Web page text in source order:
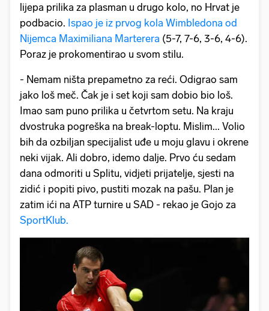
lijepa prilika za plasman u drugo kolo, no Hrvat je
podbacio. Ispao je iz prvog kola Wimbledona od
Nijemca Maximiliana Marterera (5-7, 7-6, 3-6, 4-6).
Poraz je prokomentirao u svom stilu.
- Nemam ništa prepametno za reći. Odigrao sam
jako loš meč. Čak je i set koji sam dobio bio loš.
Imao sam puno prilika u četvrtom setu. Na kraju
dvostruka pogreška na break-loptu. Mislim... Volio
bih da ozbiljan specijalist uđe u moju glavu i okrene
neki vijak. Ali dobro, idemo dalje. Prvo ću sedam
dana odmoriti u Splitu, vidjeti prijatelje, sjesti na
zidić i popiti pivo, pustiti mozak na pašu. Plan je
zatim ići na ATP turnire u SAD - rekao je Gojo za
SportKlub.